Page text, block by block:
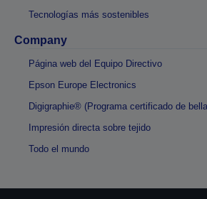
Tecnologías más sostenibles
Company
Página web del Equipo Directivo
Epson Europe Electronics
Digigraphie® (Programa certificado de
Impresión directa sobre tejido
Todo el mundo